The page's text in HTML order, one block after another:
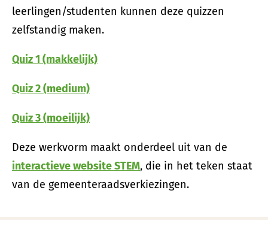
leerlingen/studenten kunnen deze quizzen
zelfstandig maken.
Quiz 1 (makkelijk)
Quiz 2 (medium)
Quiz 3 (moeilijk)
Deze werkvorm maakt onderdeel uit van de
interactieve website STEM, die in het teken staat
van de gemeenteraadsverkiezingen.